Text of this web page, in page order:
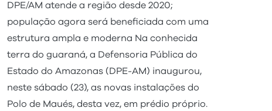
DPE/AM atende a região desde 2020;
população agora será beneficiada com uma
estrutura ampla e moderna Na conhecida
terra do guaraná, a Defensoria Pública do
Estado do Amazonas (DPE-AM) inaugurou,
neste sábado (23), as novas instalações do
Polo de Maués, desta vez, em prédio próprio.